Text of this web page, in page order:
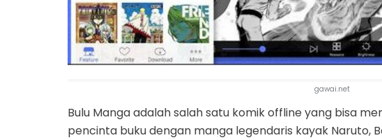
gawai.net
Bulu Manga adalah salah satu komik offline yang bisa
pencinta buku dengan manga legendaris kayak Naruto,